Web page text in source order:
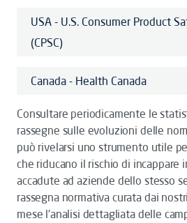
USA - U.S. Consumer Product
(CPSC)
Canada - Health Canada
Consultare periodicamente le
rassegne sulle evoluzioni delle
può rivelarsi uno strumento utile
che riducano il rischio di incappare
accadute ad aziende dello stesso
rassegna normativa curata dai
mese l'analisi dettagliata delle